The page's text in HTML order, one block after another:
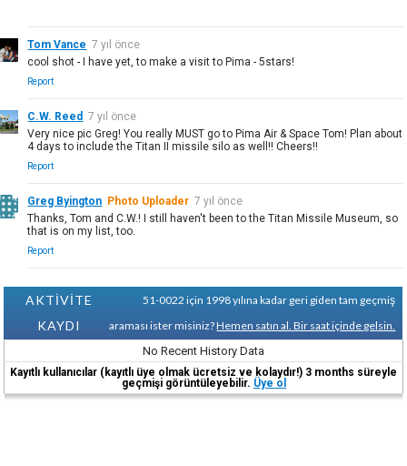
Tom Vance 7 yıl önce
cool shot - I have yet, to make a visit to Pima - 5stars!
Report
C.W. Reed
7 yıl önce
Very nice pic Greg! You really MUST go to Pima Air & Space Tom! Plan about
4 days to include the Titan II missile silo as well!! Cheers!!
Report
Greg Byington Photo Uploader 7 yıl önce
Thanks, Tom and C.W.! I still haven't been to the Titan Missile Museum, so
that is on my list, too.
Report
AKTİVİTE
KAYDI
51-0022 için 1998 yılına kadar geri giden tam geçmiş
araması ister misiniz?Hemen satın al. Bir saat içinde gelsin.
No Recent History Data
Kayıtlı kullanıcılar (kayıtlı üye olmak ücretsiz ve kolaydır!) 3 months süreyle
geçmişi görüntüleyebilir. Üye ol